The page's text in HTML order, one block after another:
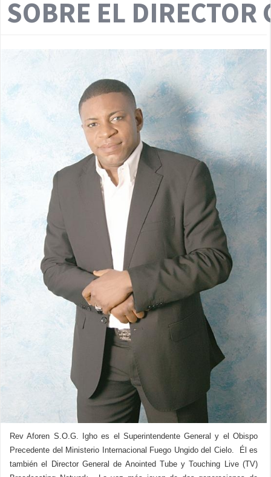
SOBRE EL DIRECTOR
Rev Aforen S.O.G. Igho es el Superintendente General y el Obispo
Precedente del Ministerio Internacional Fuego Ungido del Cielo. Él es
también el Director General de Anointed Tube y Touching Live (TV)